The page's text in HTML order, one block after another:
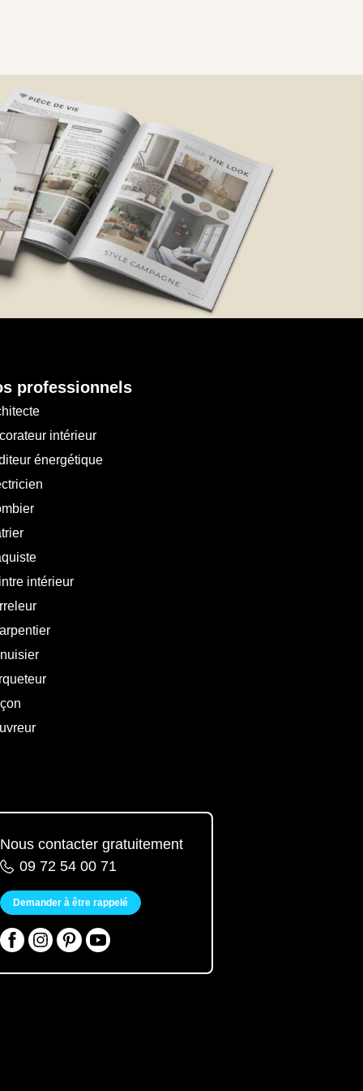
professionnels
intérieur
énergétique
intérieur
Nous contacter gratuitement
09 72 54 00 71
Demander à être rappelé